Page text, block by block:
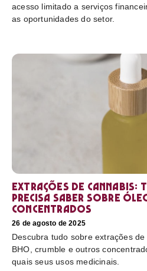
acesso limitado a serviços
as oportunidades do setor.
Extrações de cannabis:
precisa saber sobre
concentrados
26 de agosto de 2025
Descubra tudo sobre extrações
BHO, crumble e outros
quais seus usos medicinais.